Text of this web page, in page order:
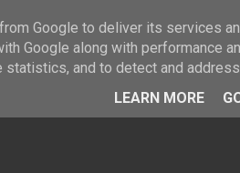
Google to deliver its services
Google along with performance
statistics, and to detect and
LEARN MORE